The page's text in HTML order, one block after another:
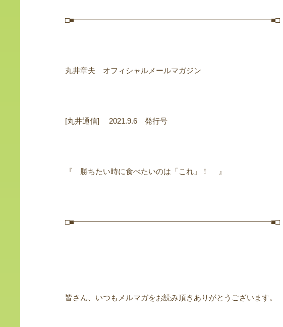
□■━━━━━━━━━━━━━━━━━━━━━━━━━━■□
丸井章夫 オフィシャルメールマガジン
[丸井通信] 2021.9.6 発行号
『 勝ちたい時に食べたいのは「これ」！ 』
□■━━━━━━━━━━━━━━━━━━━━━━━━━━■□
皆さん、いつもメルマガをお読み頂きありがとうございます。